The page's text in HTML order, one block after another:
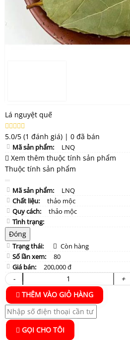
Lá nguyệt quế
5.0/5 (1 đánh giá) | 0 đã bán
Mã sản phẩm: LNQ
Xem thêm thuộc tính sản phẩm
Thuộc tính sản phẩm
Mã sản phẩm:
LNQ
Chất liệu:
thảo mộc
Quy cách:
thảo mộc
Tình trạng:
Đóng
Trạng thái:
Còn hàng
Số lần xem:
80
Giá bán:
200,000 đ
-
+
THÊM VÀO GIỎ HÀNG
GỌI CHO TÔI